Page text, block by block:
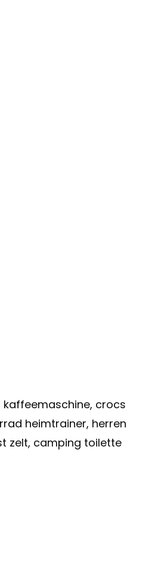
kaffeemaschine, crocs
heimtrainer, herren
zelt, camping toilette